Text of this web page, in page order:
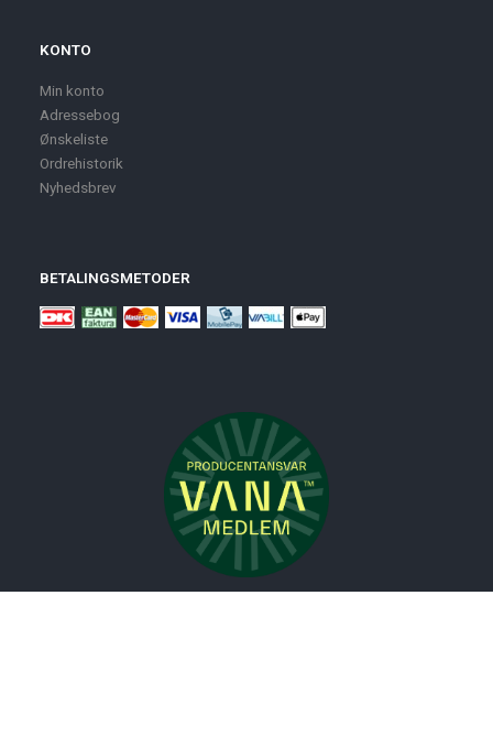
KONTO
Min konto
Adressebog
Ønskeliste
Ordrehistorik
Nyhedsbrev
BETALINGSMETODER